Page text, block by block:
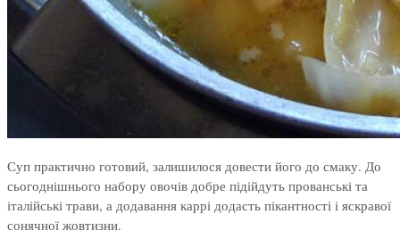
Суп практично готовий, залишилося довести його до смаку. До
сьогоднішнього набору овочів добре підійдуть прованські та
італійські трави, а додавання каррі додасть пікантності і яскравої
сонячної жовтизни.